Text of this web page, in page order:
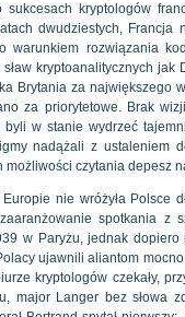
sukcesach kryptologów
dwudziestych, Francja
warunkiem rozwiązania
kryptoanalitycznych jak
Brytania za największego
za priorytetowe. Brak
w stanie wydrzeć
nadążali z ustaleniem
możliwości czytania depesz
nie wróżyła Polsce
spotkania
w Paryżu, jednak
ujawnili aliantom
kryptologów czekały,
major Langer bez słowa